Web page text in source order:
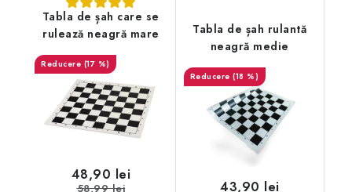
Tabla de șah care se
rulează neagră mare
(17 %)
48,90 lei
58,99 lei
Tabla de șah rulantă
neagră medie
(18 %)
43,90 lei